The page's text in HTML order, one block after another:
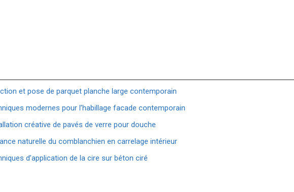
et pose de parquet planche large contemporain
modernes pour l’habillage facade contemporain
créative de pavés de verre pour douche
naturelle du comblanchien en carrelage intérieur
d’application de la cire sur béton ciré